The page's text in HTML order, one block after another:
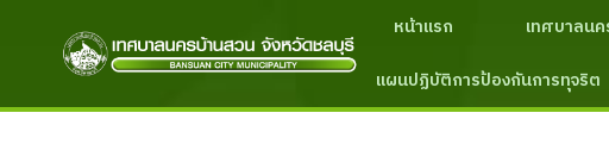
หน้าแรก เทศบาลน
แผนปฏิบัติการป้องกันการทุจริต